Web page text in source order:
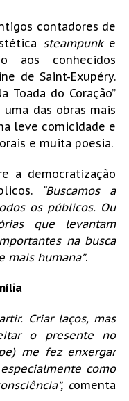
contadores de
steampunk e
aos conhecidos
de Saint-Exupéry.
Toada do Coração”
das obras mais
leve comicidade e
e muita poesia.
a democratização
“Buscamos a
os públicos. Ou
que levantam
na busca
mais humana”.
Criar laços, mas
o presente no
me fez enxergar
como
comenta